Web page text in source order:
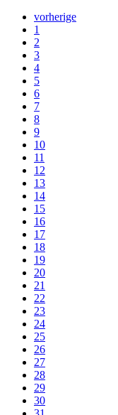
vorherige
1
2
3
4
5
6
7
8
9
10
11
12
13
14
15
16
17
18
19
20
21
22
23
24
25
26
27
28
29
30